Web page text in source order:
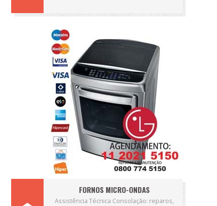
FORNOS MICRO-ONDAS
Assistência Técnica Consolação: reparos,